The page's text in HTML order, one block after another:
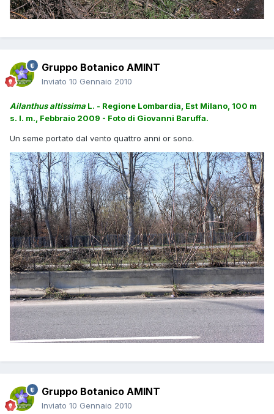
Gruppo Botanico AMINT
Inviato 10 Gennaio 2010
Ailanthus altissima L. - Regione Lombardia, Est Milano, 100 m
s. l. m., Febbraio 2009 - Foto di Giovanni Baruffa.
Un seme portato dal vento quattro anni or sono.
Gruppo Botanico AMINT
Inviato 10 Gennaio 2010